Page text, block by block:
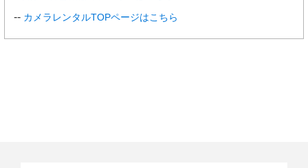
カメラレンタルTOPページはこちら